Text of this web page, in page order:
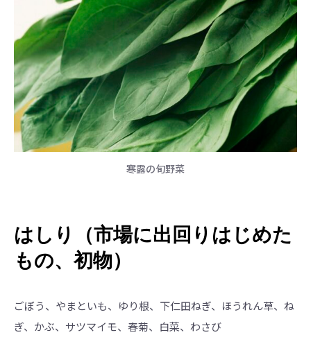
寒露の旬野菜
はしり（市場に出回りはじめた
もの、初物）
ごぼう、やまといも、ゆり根、下仁田ねぎ、ほうれん草、ね
ぎ、かぶ、サツマイモ、春菊、白菜、わさび